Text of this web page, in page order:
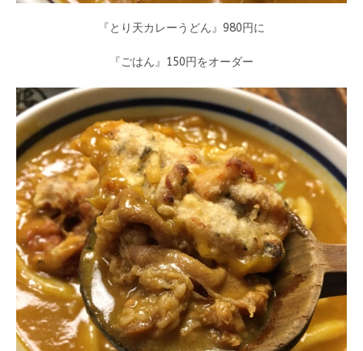
『とり天カレーうどん』980円に
『ごはん』150円をオーダー